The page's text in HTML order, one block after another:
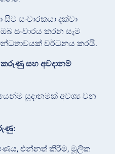
සංචාරකයා දක්වා
සංචාරය කරන සෑම
වර්ධනය කරයි.
සහ අවදානම්
සූදානමක් අවශ්‍ය වන
එන්නත් කිරීම, මූලික